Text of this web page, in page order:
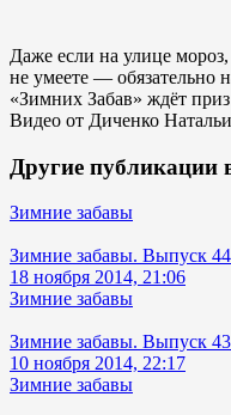
Даже если на улице
не умеете — обязательно
«Зимних Забав» ждёт
Видео от Диченко
Другие публикации
Зимние забавы
Зимние забавы. Выпуск
18 ноября 2014, 21:06
Зимние забавы
Зимние забавы. Выпуск
10 ноября 2014, 22:17
Зимние забавы